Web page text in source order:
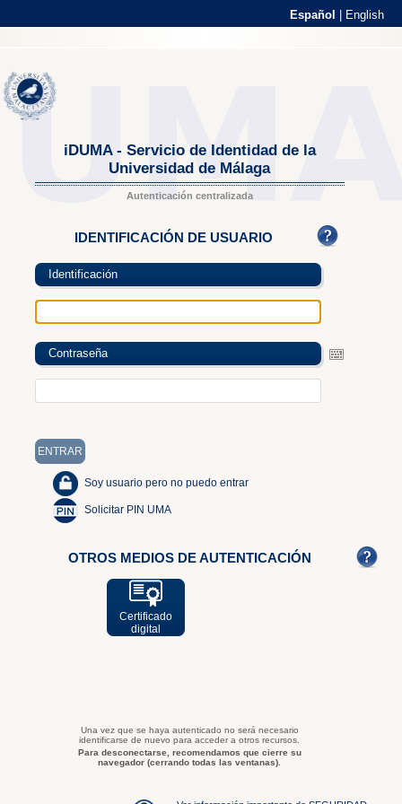
Español English
iDUMA - Servicio de Identidad de la
Universidad de Málaga
Autenticación centralizada
IDENTIFICACIÓN DE USUARIO
Identificación
Contraseña
Soy usuario pero no puedo entrar
Solicitar PIN UMA
OTROS MEDIOS DE AUTENTICACIÓN
Certificado
digital
Una vez que se haya autenticado no será necesario
identificarse de nuevo para acceder a otros recursos.
Para desconectarse, recomendamos que cierre su
navegador (cerrando todas las ventanas).